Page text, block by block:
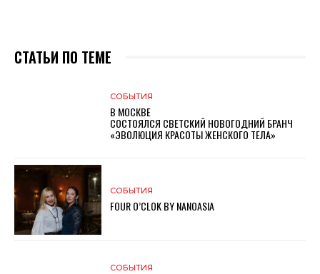
СТАТЬИ ПО ТЕМЕ
СОБЫТИЯ
В МОСКВЕ
СОСТОЯЛСЯ СВЕТСКИЙ НОВОГОДНИЙ БРАНЧ
«ЭВОЛЮЦИЯ КРАСОТЫ ЖЕНСКОГО ТЕЛА»
СОБЫТИЯ
FOUR O’CLOK BY NANOASIA
СОБЫТИЯ